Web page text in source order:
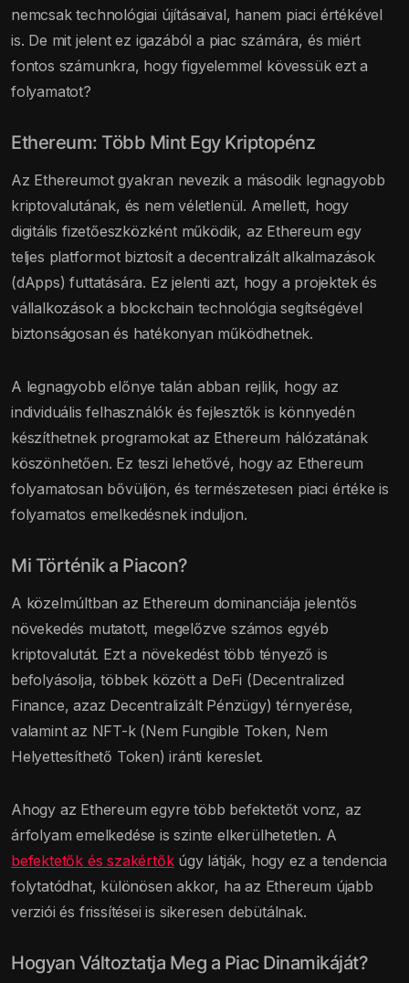
nemcsak technológiai újításaival, hanem piaci értékével
is. De mit jelent ez igazából a piac számára, és miért
fontos számunkra, hogy figyelemmel kövessük ezt a
folyamatot?
Ethereum: Több Mint Egy Kriptopénz
Az Ethereumot gyakran nevezik a második legnagyobb
kriptovalutának, és nem véletlenül. Amellett, hogy
digitális fizetőeszközként működik, az Ethereum egy
teljes platformot biztosít a decentralizált alkalmazások
(dApps) futtatására. Ez jelenti azt, hogy a projektek és
vállalkozások a blockchain technológia segítségével
biztonságosan és hatékonyan működhetnek.
A legnagyobb előnye talán abban rejlik, hogy az
individuális felhasználók és fejlesztők is könnyedén
készíthetnek programokat az Ethereum hálózatának
köszönhetően. Ez teszi lehetővé, hogy az Ethereum
folyamatosan bővüljön, és természetesen piaci értéke is
folyamatos emelkedésnek induljon.
Mi Történik a Piacon?
A közelmúltban az Ethereum dominanciája jelentős
növekedés mutatott, megelőzve számos egyéb
kriptovalutát. Ezt a növekedést több tényező is
befolyásolja, többek között a DeFi (Decentralized
Finance, azaz Decentralizált Pénzügy) térnyerése,
valamint az NFT-k (Nem Fungible Token, Nem
Helyettesíthető Token) iránti kereslet.
Ahogy az Ethereum egyre több befektetőt vonz, az
árfolyam emelkedése is szinte elkerülhetetlen. A
befektetők és szakértőkúgy látják, hogy ez a tendencia
folytatódhat, különösen akkor, ha az Ethereum újabb
verziói és frissítései is sikeresen debütálnak.
Hogyan Változtatja Meg a Piac Dinamikáját?